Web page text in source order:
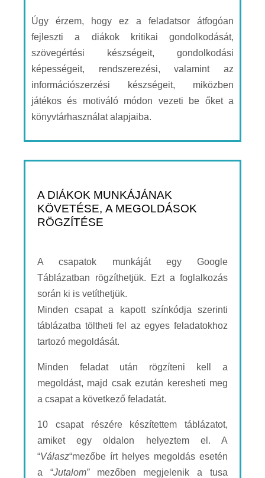
Úgy érzem, hogy ez a feladatsor átfogóan
fejleszti a diákok kritikai gondolkodását,
szövegértési készségeit, gondolkodási
képességeit, rendszerezési, valamint az
információszerzési készségeit, miközben
játékos és motiváló módon vezeti be őket a
könyvtárhasználat alapjaiba.
A DIÁKOK MUNKÁJÁNAK
KÖVETÉSE, A MEGOLDÁSOK
RÖGZÍTÉSE
A csapatok munkáját egy Google
Táblázatban rögzíthetjük. Ezt a foglalkozás
során ki is vetíthetjük.
Minden csapat a kapott színkódja szerinti
táblázatba töltheti fel az egyes feladatokhoz
tartozó megoldását.
Minden feladat után rögzíteni kell a
megoldást, majd csak ezután keresheti meg
a csapat a következő feladatát.
10 csapat részére készítettem táblázatot,
amiket egy oldalon helyeztem el. A
“Válasz“mezőbe írt helyes megoldás esetén
a “Jutalom”mezőben megjelenik a tusa